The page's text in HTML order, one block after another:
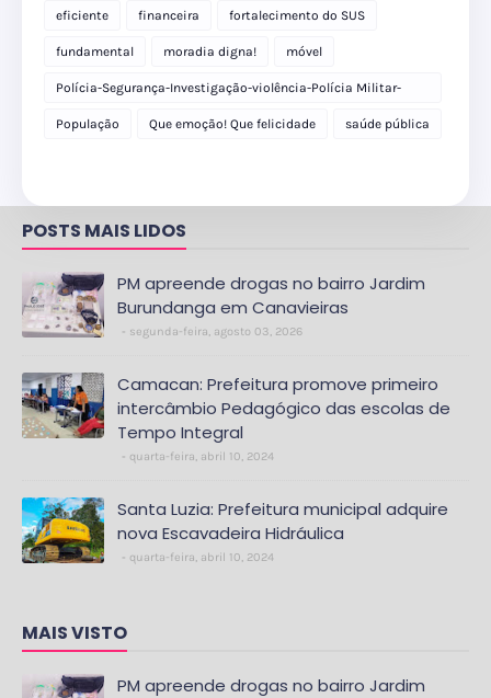
eficiente financeira fortalecimento do SUS
fundamental moradia digna! móvel
Polícia-Segurança-Investigação-violência-Polícia Militar-
delegacia
População Que emoção! Que felicidade saúde pública
POSTS MAIS LIDOS
PM apreende drogas no bairro Jardim
Burundanga em Canavieiras
segunda-feira, agosto 03, 2026
Camacan: Prefeitura promove primeiro
intercâmbio Pedagógico das escolas de
Tempo Integral
quarta-feira, abril 10, 2024
Santa Luzia: Prefeitura municipal adquire
nova Escavadeira Hidráulica
quarta-feira, abril 10, 2024
MAIS VISTO
PM apreende drogas no bairro Jardim